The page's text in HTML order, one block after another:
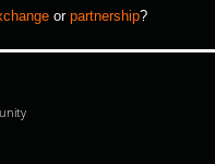
or partnership?